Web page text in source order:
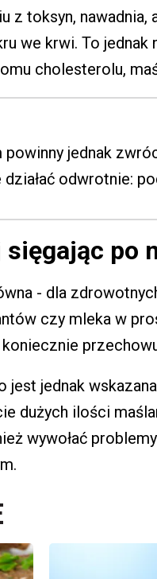
z toksyn,
we krwi. To
cholesterolu,
jednak
odwrotnie:
po
- dla
czy mleka w
jest jednak
dużych ilości
wywołać